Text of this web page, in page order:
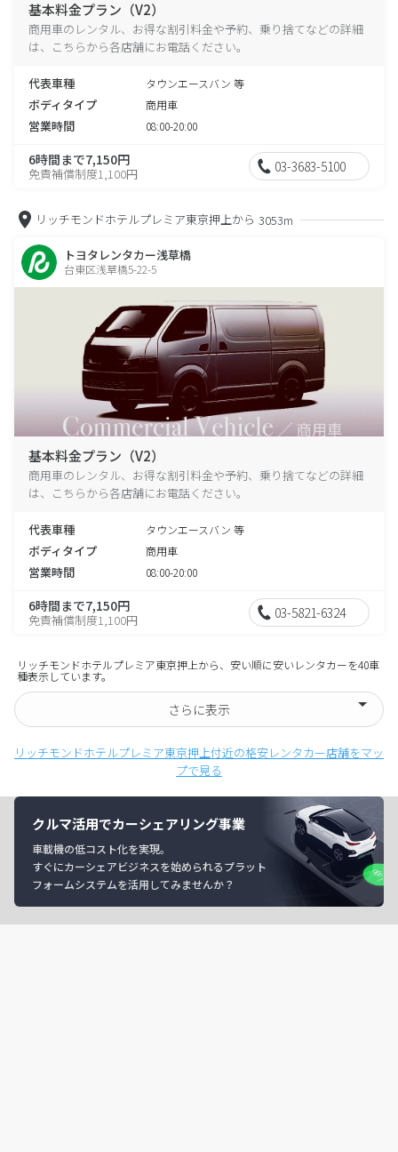
基本料金プラン（V2）
商用車のレンタル、お得な割引料金や予約、乗り捨てなどの詳細
は、こちらから各店舗にお電話ください。
代表車種 タウンエースバン 等
ボディタイプ 商用車
営業時間 08:00-20:00
6時間まで7,150円
免責補償制度1,100円 03-3683-5100
リッチモンドホテルプレミア東京押上から 3053m
トヨタレンタカー浅草橋
台東区浅草橋5-22-5
基本料金プラン（V2）
商用車のレンタル、お得な割引料金や予約、乗り捨てなどの詳細
は、こちらから各店舗にお電話ください。
代表車種 タウンエースバン 等
ボディタイプ 商用車
営業時間 08:00-20:00
6時間まで7,150円
免責補償制度1,100円 03-5821-6324
リッチモンドホテルプレミア東京押上から、安い順に安いレンタカーを40車
種表示しています。
さらに表示
リッチモンドホテルプレミア東京押上付近の格安レンタカー店舗をマッ
プで見る
クルマ活用でカーシェアリング事業
車載機の低コスト化を実現。
すぐにカーシェアビジネスを始められるプラット
フォームシステムを活用してみませんか？